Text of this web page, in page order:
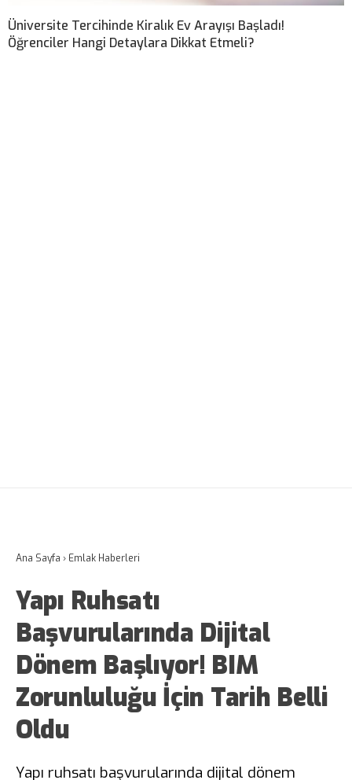
Üniversite Tercihinde Kiralık Ev Arayışı Başladı!
Öğrenciler Hangi Detaylara Dikkat Etmeli?
Ana Sayfa › Emlak Haberleri
Yapı Ruhsatı
Başvurularında Dijital
Dönem Başlıyor! BIM
Zorunluluğu İçin Tarih Belli
Oldu
Yapı ruhsatı başvurularında dijital dönem